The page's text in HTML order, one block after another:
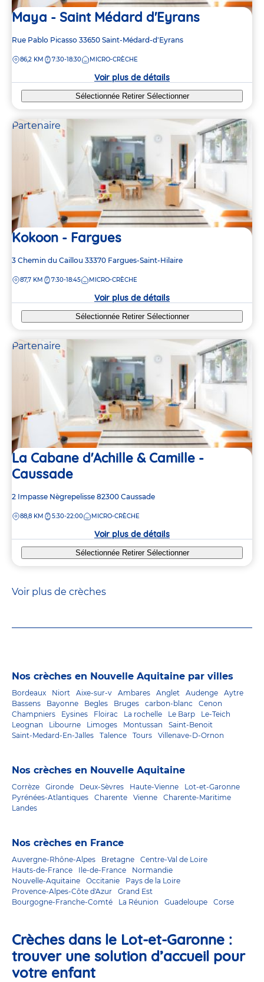
Maya - Saint Médard d'Eyrans
Adresse
la
Rue Pablo Picasso 33650 Saint-Médard-d'Eyrans
DISTANCE
86,2 KM 7:30-18:30 MICRO-CRÈCHE
Voir plus de détails
Sélectionnée Retirer Sélectionner
Partenaire
Kokoon - Fargues
Adresse
la
3 Chemin du Caillou 33370 Fargues-Saint-Hilaire
DISTANCE
87,7 KM 7:30-18:45 MICRO-CRÈCHE
Voir plus de détails
Sélectionnée Retirer Sélectionner
Partenaire
La Cabane d'Achille & Camille -
Caussade
Adresse
la
2 Impasse Nègrepelisse 82300 Caussade
DISTANCE
88,8 KM 5:30-22:00 MICRO-CRÈCHE
Voir plus de détails
Sélectionnée Retirer Sélectionner
Voir plus de crèches
Nos crèches en Nouvelle Aquitaine par villes
Bordeaux Niort Aixe-sur-v Ambares Anglet Audenge
Aytre
Bassens
Bayonne Begles Bruges carbon-blanc
Cenon
Champniers
Eysines Floirac La rochelle Le Barp
Le-Teich
Leognan
Libourne Limoges Montussan
Saint-Benoit
Saint-Medard-En-Jalles
Talence Tours Villenave-D-Ornon
Nos crèches en Nouvelle Aquitaine
Corrèze Gironde Deux-Sèvres Haute-Vienne
Lot-et-Garonne
Pyrénées-Atlantiques
Charente Vienne
Charente-Maritime
Landes
Nos crèches en France
Auvergne-Rhône-Alpes Bretagne
Centre-Val de Loire
Hauts-de-France
Ile-de-France
Normandie
Nouvelle-Aquitaine
Occitanie
Pays de la Loire
Provence-Alpes-Côte d'Azur
Grand Est
Bourgogne-Franche-Comté
La Réunion Guadeloupe Corse
Crèches dans le Lot-et-Garonne :
trouver une solution d’accueil pour
votre enfant